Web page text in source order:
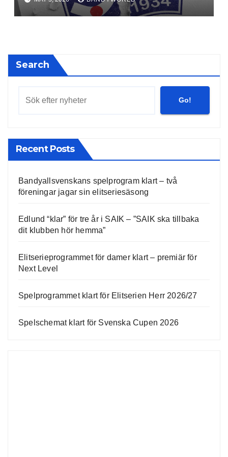
ett år i förtid
Search
Go!
Recent Posts
Bandyallsvenskans spelprogram klart – två
föreningar jagar sin elitseriesäsong
Edlund “klar” för tre år i SAIK – ”SAIK ska tillbaka
dit klubben hör hemma”
Elitserieprogrammet för damer klart – premiär för
Next Level
Spelprogrammet klart för Elitserien Herr 2026/27
Spelschemat klart för Svenska Cupen 2026